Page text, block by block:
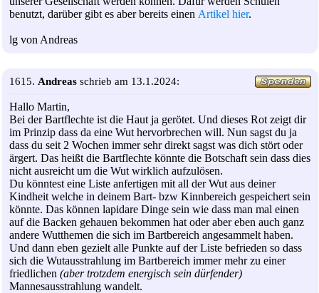
benutzt, darüber gibt es aber bereits einen Artikel hier.
lg von Andreas
1615. Andreas schrieb am 13.1.2024:
Hallo Martin,
Bei der Bartflechte ist die Haut ja gerötet. Und dieses Rot zeigt dir
im Prinzip dass da eine Wut hervorbrechen will. Nun sagst du ja
dass du seit 2 Wochen immer sehr direkt sagst was dich stört oder
ärgert. Das heißt die Bartflechte könnte die Botschaft sein dass dies
nicht ausreicht um die Wut wirklich aufzulösen.
Du könntest eine Liste anfertigen mit all der Wut aus deiner
Kindheit welche in deinem Bart- bzw Kinnbereich gespeichert sein
könnte. Das können lapidare Dinge sein wie dass man mal einen
auf die Backen gehauen bekommen hat oder aber eben auch ganz
andere Wutthemen die sich im Bartbereich angesammelt haben.
Und dann eben gezielt alle Punkte auf der Liste befrieden so dass
sich die Wutausstrahlung im Bartbereich immer mehr zu einer
friedlichen (aber trotzdem energisch sein dürfender)
Mannesausstrahlung wandelt.